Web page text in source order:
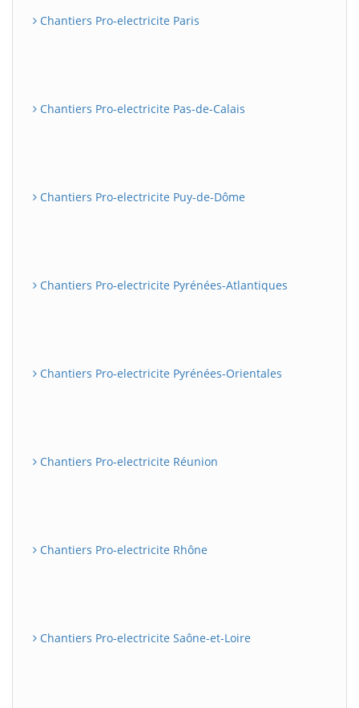
Chantiers Pro-electricite Paris
Chantiers Pro-electricite Pas-de-Calais
Chantiers Pro-electricite Puy-de-Dôme
Chantiers Pro-electricite Pyrénées-Atlantiques
Chantiers Pro-electricite Pyrénées-Orientales
Chantiers Pro-electricite Réunion
Chantiers Pro-electricite Rhône
Chantiers Pro-electricite Saône-et-Loire